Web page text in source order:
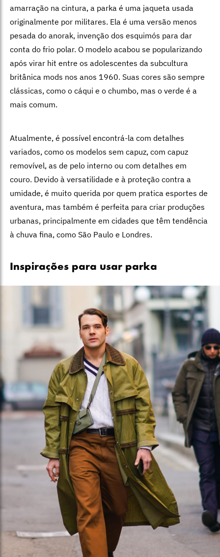
amarração na cintura, a parka é uma jaqueta usada
originalmente por militares. Ela é uma versão menos
pesada do anorak, invenção dos esquimós para dar
conta do frio polar. O modelo acabou se popularizando
após virar hit entre os adolescentes da subcultura
britânica mods nos anos 1960. Suas cores são sempre
clássicas, como o cáqui e o chumbo, mas o verde é a
mais comum.
Atualmente, é possível encontrá-la com detalhes
variados, como os modelos sem capuz, com capuz
removível, as de pelo interno ou com detalhes em
couro. Devido à versatilidade e à proteção contra a
umidade, é muito querida por quem pratica esportes de
aventura, mas também é perfeita para criar produções
urbanas, principalmente em cidades que têm tendência
à chuva fina, como São Paulo e Londres.
Inspirações para usar parka